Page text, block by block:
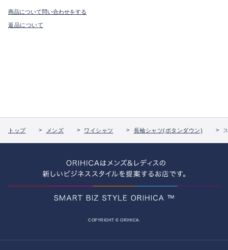
商品について問い合わせをする
返品について
トップ メンズ ワイシャツ 長袖シャツ(ボタンダウン)
COPYRIGHT © ORIHICA.